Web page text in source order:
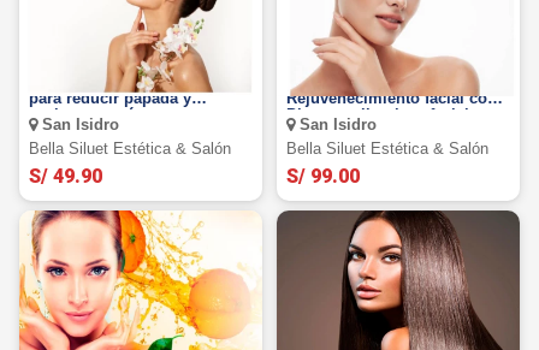
3 sesiones de tratamiento
para reducir papada y
cachetes y más
San Isidro
Bella Siluet Estética & Salón
S/ 49.90
Tratamiento de
Rejuvenecimiento facial con
Plasma + limpieza facial
profunda + exfoliante y más
San Isidro
Bella Siluet Estética & Salón
S/ 99.00